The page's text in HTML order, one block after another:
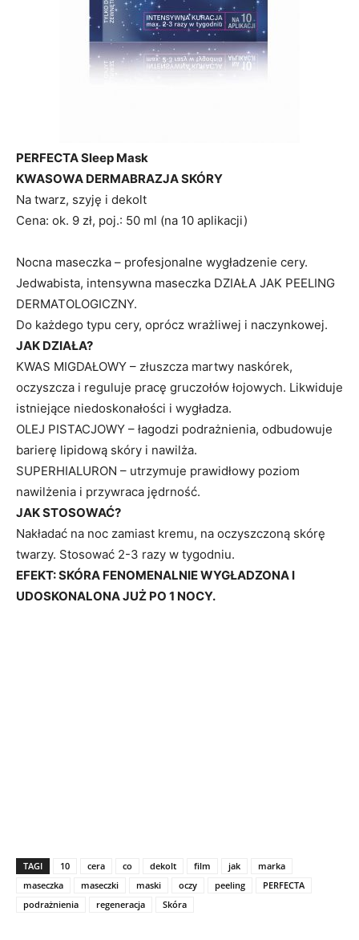
PERFECTA Sleep Mask
KWASOWA DERMABRAZJA SKÓRY
Na twarz, szyję i dekolt
Cena: ok. 9 zł, poj.: 50 ml (na 10 aplikacji)
Nocna maseczka – profesjonalne wygładzenie cery.
Jedwabista, intensywna maseczka DZIAŁA JAK PEELING
DERMATOLOGICZNY.
Do każdego typu cery, oprócz wrażliwej i naczynkowej.
JAK DZIAŁA?
KWAS MIGDAŁOWY – złuszcza martwy naskórek,
oczyszcza i reguluje pracę gruczołów łojowych. Likwiduje
istniejące niedoskonałości i wygładza.
OLEJ PISTACJOWY – łagodzi podrażnienia, odbudowuje
barierę lipidową skóry i nawilża.
SUPERHIALURON – utrzymuje prawidłowy poziom
nawilżenia i przywraca jędrność.
JAK STOSOWAĆ?
Nakładać na noc zamiast kremu, na oczyszczoną skórę
twarzy. Stosować 2-3 razy w tygodniu.
EFEKT: SKÓRA FENOMENALNIE WYGŁADZONA I
UDOSKONALONA JUŻ PO 1 NOCY.
TAGI 10 cera co dekolt film jak
marka
maseczka
maseczki maski oczy peeling
PERFECTA
podrażnienia
regeneracja Skóra